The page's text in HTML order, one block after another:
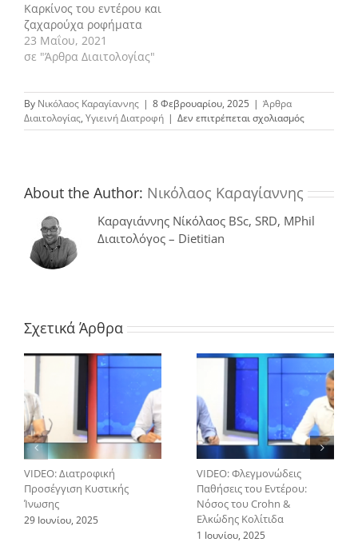
Καρκίνος του εντέρου και
ζαχαρούχα ροφήματα
23 Μαΐου, 2021
σε "Άρθρα Διαιτολογίας"
By Νικόλαος Καραγίαννης | 8 Φεβρουαρίου, 2025 | Άρθρα
Διαιτολογίας, Υγιεινή Διατροφή | Δεν επιτρέπεται σχολιασμόςστο
Η
Βιολογική
Ηλικία
About the Author: Νικόλαος Καραγίαννης
Καραγιάννης Νίκόλαος BSc, SRD, MPhil
Διαιτολόγος – Dietitian
Σχετικά Άρθρα
VIDEO: Διατροφική
Προσέγγιση Κυστικής
Ίνωσης
29 Ιουνίου, 2025
VIDEO: Φλεγμονώδεις
Παθήσεις του Εντέρου:
Νόσος του Crohn &
Ελκώδης Κολίτιδα
1 Ιουνίου, 2025